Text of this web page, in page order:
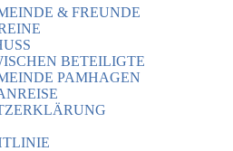
& FREUNDE
BETEILIGTE
PAMHAGEN